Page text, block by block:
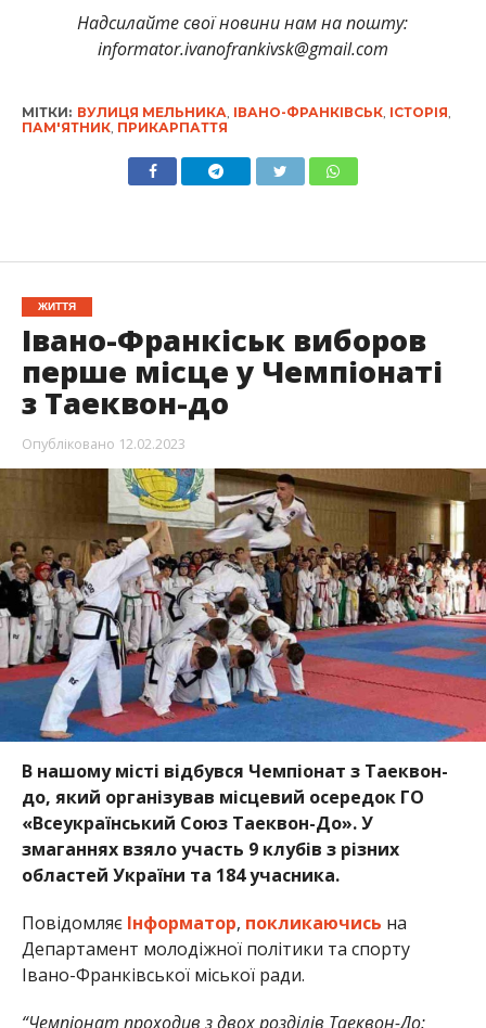
Надсилайте свої новини нам на пошту:
informator.ivanofrankivsk@gmail.com
МІТКИ: ВУЛИЦЯ МЕЛЬНИКА, ІВАНО-ФРАНКІВСЬК, ІСТОРІЯ,
ПАМ'ЯТНИК, ПРИКАРПАТТЯ
ЖИТТЯ
Івано-Франкіськ виборов
перше місце у Чемпіонаті
з Таеквон-до
Опубліковано 12.02.2023
В нашому місті відбувся Чемпіонат з Таеквон-
до, який організував місцевий осередок ГО
«Всеукраїнський Союз Таеквон-До». У
змаганнях взяло участь 9 клубів з різних
областей України та 184 учасника.
ПовідомляєІнформатор, покликаючись на
Департамент молодіжної політики та спорту
Івано-Франківської міської ради.
“Чемпіонат проходив з двох розділів Таеквон-До: